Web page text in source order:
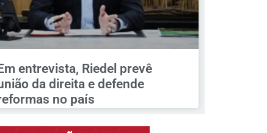
entrevista, Riedel prevê
da direita e defende
no país